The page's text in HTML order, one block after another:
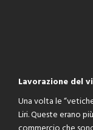
Lavorazione del
Una volta le
Liri. Queste erano